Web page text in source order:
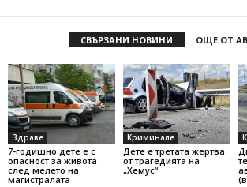
СВЪРЗАНИ НОВИНИ ОЩЕ ОТ
Здраве
7-годишно дете е с
опасност за живота
след мелето на
магистралата
Криминале
Дете е третата жертва
от трагедията на
„Хемус“